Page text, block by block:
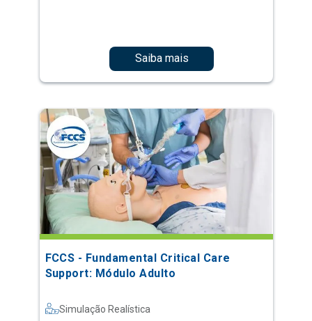
Saiba mais
FCCS - Fundamental Critical Care
Support: Módulo Adulto
Simulação Realística